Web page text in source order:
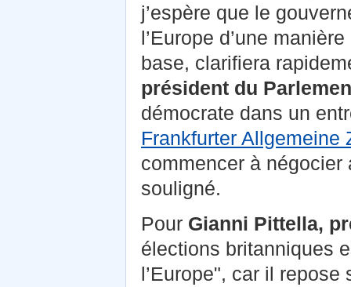
j’espère que le
l’Europe d’une
base, clarifiera
président du
démocrate dans un
Frankfurter Allgemeine
commencer à
souligné.
Pour Gianni Pittella,
élections britanniques
l’Europe", car il repose